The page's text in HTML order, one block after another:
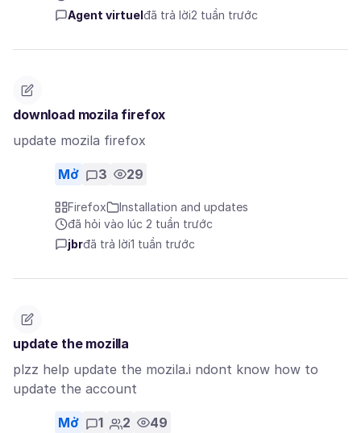
Agent virtuel đã trả lời2 tuần trước
download mozila firefox
update mozila firefox
Mở 3 29
Firefox
Installation and updates
đã hỏi vào lúc 2 tuần trước
jbrđã trả lời1 tuần trước
update the mozilla
plzz help update the mozila.i ndont know how to
update the account
Mở 1 2 49